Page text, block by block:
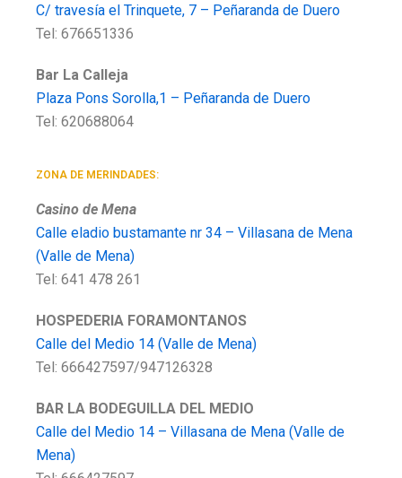
C/ travesía el Trinquete, 7 – Peñaranda de Duero
Tel: 676651336
Bar La Calleja
Plaza Pons Sorolla,1 – Peñaranda de Duero
Tel: 620688064
ZONA DE MERINDADES:
Casino de Mena
Calle eladio bustamante nr 34 – Villasana de Mena
(Valle de Mena)
Tel: 641 478 261
HOSPEDERIA FORAMONTANOS
Calle del Medio 14 (Valle de Mena)
Tel: 666427597/947126328
BAR LA BODEGUILLA DEL MEDIO
Calle del Medio 14 – Villasana de Mena (Valle de
Mena)